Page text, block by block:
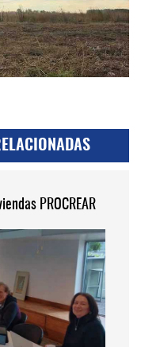
PROCREAR